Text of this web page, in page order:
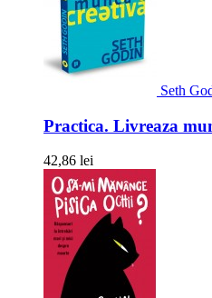
Seth
Practica. Livreaza
42,86 lei